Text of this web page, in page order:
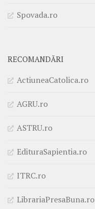
Spovada.ro
RECOMANDĂRI
ActiuneaCatolica.ro
AGRU.ro
ASTRU.ro
EdituraSapientia.ro
ITRC.ro
LibrariaPresaBuna.ro